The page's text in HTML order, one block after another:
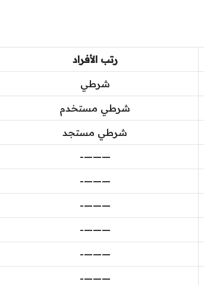
رتب الأفراد
شرطي
شرطي مستخدم
شرطي مستجد
———-
———-
———-
———-
———-
———-